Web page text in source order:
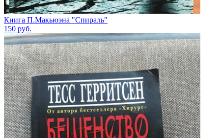
Книга П.Макьюэна "Спираль"
150 руб.